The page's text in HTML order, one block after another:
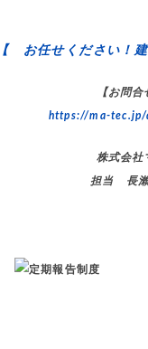
【 お任せください！
【お問
https://ma-
株式会社
担当 長